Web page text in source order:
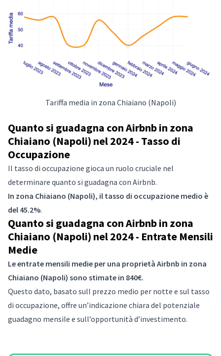
Tariffa media in zona Chiaiano (Napoli)
Quanto si guadagna con Airbnb in zona
Chiaiano (Napoli) nel 2024 - Tasso di
Occupazione
Il tasso di occupazione gioca un ruolo cruciale nel
determinare quanto si guadagna con Airbnb.
In zona Chiaiano (Napoli), il tasso di occupazione medio è
del 45.2%.
Quanto si guadagna con Airbnb in zona
Chiaiano (Napoli) nel 2024 - Entrate Mensili
Medie
Le entrate mensili medie per una proprietà Airbnb in zona
Chiaiano (Napoli) sono stimate in 840€.
Questo dato, basato sull prezzo medio per notte e sul tasso
di occupazione, offre un’indicazione chiara del potenziale
guadagno mensile e sull’opportunità d’investimento.